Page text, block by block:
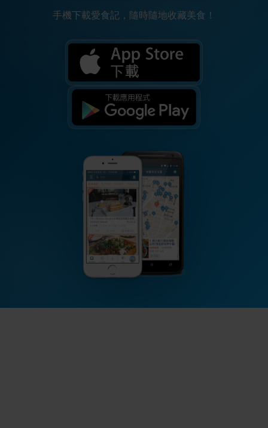
手機下載愛食記，隨時隨地收藏美食！